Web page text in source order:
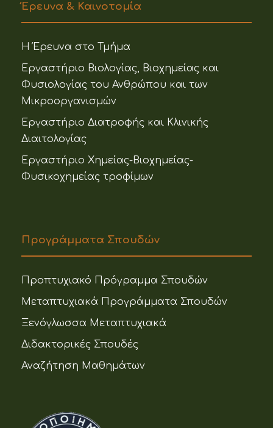
Έρευνα & Καινοτομία
Η Έρευνα στο Τμήμα
Εργαστήριο Βιολογίας, Βιοχημείας και
Φυσιολογίας του Ανθρώπου και των
Μικροοργανισμών
Εργαστήριο Διατροφής και Κλινικής
Διαιτολογίας
Εργαστήριο Χημείας-Βιοχημείας-
Φυσικοχημείας τροφίμων
Προγράμματα Σπουδών
Προπτυχιακό Πρόγραμμα Σπουδών
Μεταπτυχιακά Προγράμματα Σπουδών
Ξενόγλωσσα Μεταπτυχιακά
Διδακτορικές Σπουδές
Αναζήτηση Μαθημάτων